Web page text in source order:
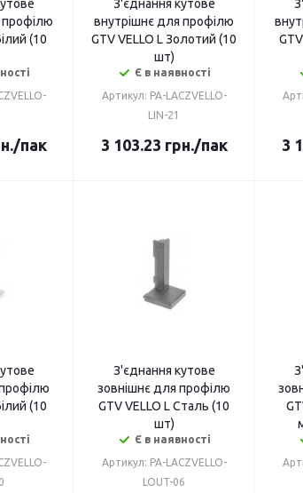
профілю
(10
/пак
З'єднання кутове
внутрішнє для профілю
GTV VELLO L Золотий (10
шт)
Є в наявності
Артикул: PA-LACZVELLO-
LIN-21
3 103.23 грн./пак 3
(10
З'єднання кутове
зовнішнє для профілю
GTV VELLO L Сталь (10
шт)
Є в наявності
Артикул: PA-LACZVELLO-
LOUT-06